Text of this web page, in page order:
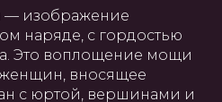
изображение
наряде, с гордостью
Это воплощение мощи
женщин, вносящее
с юртой, вершинами и